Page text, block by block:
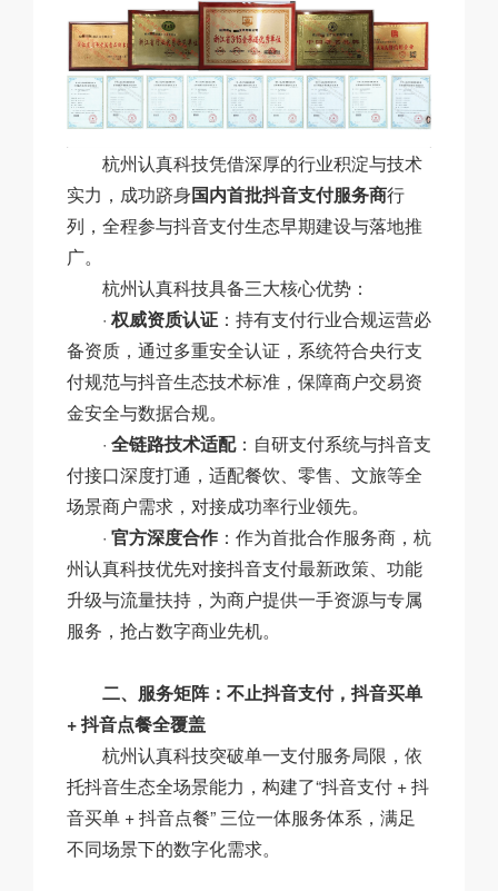
杭州认真科技凭借深厚的行业积淀与技术
实力，成功跻身国内首批抖音支付服务商行
列，全程参与抖音支付生态早期建设与落地推
广。
杭州认真科技具备三大核心优势：
· 权威资质认证 ：持有支付行业合规运营必
备资质，通过多重安全认证，系统符合央行支
付规范与抖音生态技术标准，保障商户交易资
金安全与数据合规。
· 全链路技术适配：自研支付系统与抖音支
付接口深度打通，适配餐饮、零售、文旅等全
场景商户需求，对接成功率行业领先。
· 官方深度合作 ：作为首批合作服务商，杭
州认真科技优先对接抖音支付最新政策、功能
升级与流量扶持，为商户提供一手资源与专属
服务，抢占数字商业先机。
二、服务矩阵：不止抖音支付，抖音买单
+ 抖音点餐全覆盖
杭州认真科技突破单一支付服务局限，依
托抖音生态全场景能力，构建了“抖音支付 + 抖
音买单 + 抖音点餐” 三位一体服务体系，满足
不同场景下的数字化需求。